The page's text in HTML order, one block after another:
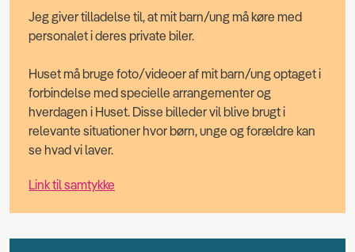
Jeg giver tilladelse til, at mit barn/ung må køre med
personalet i deres private biler.
Huset må bruge foto/videoer af mit barn/ung optaget i
forbindelse med specielle arrangementer og
hverdagen i Huset. Disse billeder vil blive brugt i
relevante situationer hvor børn, unge og forældre kan
se hvad vi laver.
Link til samtykke